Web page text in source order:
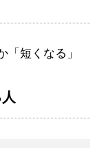
「短くなる」